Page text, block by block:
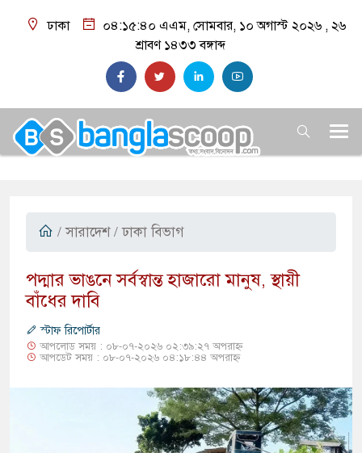
ঢাকা ০৪:১৫:৪১ এএম, সোমবার, ১০ অগাস্ট ২০২৬ , ২৬
শ্রাবণ ১৪৩৩ বঙ্গাব্দ
/ সারাদেশ / ঢাকা বিভাগ
পদ্মার ভাঙনে সর্বস্বান্ত হাজারো মানুষ, স্থায়ী
বাঁধের দাবি
স্টাফ রিপোর্টার
আপলোড সময় : ০৮-০৭-২০২৬ ০২:৩৯:২৭ অপরাহ্ন
আপডেট সময় : ০৮-০৭-২০২৬ ০৪:১৮:৪৪ অপরাহ্ন